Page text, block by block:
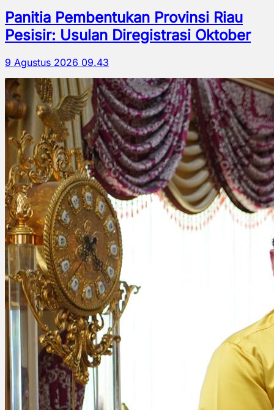
Panitia Pembentukan Provinsi Riau
Pesisir: Usulan Diregistrasi Oktober
9 Agustus 2026 09.43